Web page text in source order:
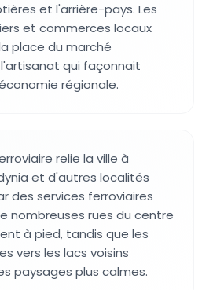
et l'arrière-pays. Les
et commerces locaux
place du marché
qui façonnait
régionale.
relie la ville à
et d'autres localités
des services ferroviaires
nombreuses rues du centre
à pied, tandis que les
vers les lacs voisins
paysages plus calmes.